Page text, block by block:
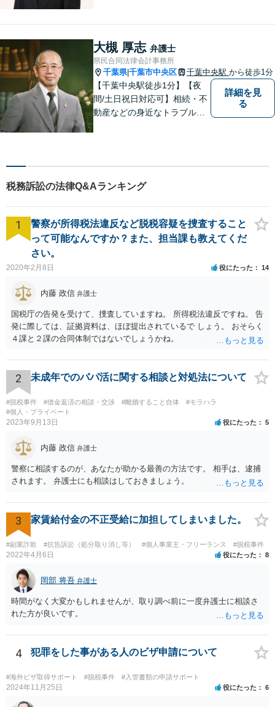
う弁護士です。弁護士と税理
士が様々な専門家と連携して
ワンストップで問題解決しま
す。
大槻 厚志 弁護士
県民合同法律会計事務所
千葉県|千葉市中央区 千葉中央駅 から徒歩1分
【千葉中央駅徒歩1分】【夜
間/土日祝日対応可】相続・不
動産などの身近なトラブルに
え全力で実行します。まずは
ご相談ください。
詳細を見
る
税務訴訟の法律Q&Aランキング
1
警察が所得税法違反など脱税容疑を捜査すること
って可能なんですか？また、担当課も教えてくだ
さい。
2020年2月8日 役にたった 14
内藤 政信 弁護士
国税庁の告発を受けて、捜査していますね。 所得税法違反ですね。 告
発に際しては、証拠資料は、ほぼ提出されているで しょう。 おそらく
４課と２課の合同体制ではないでしょうかね。
2 未成年でのパパ活に関する相談と対処法について
#脱税事件 #借金返済の相談・交渉 #離婚すること自体
#モラハラ
#個人・プライベート
2023年9月13日 役にたった 5
内藤 政信 弁護士
警察に相談するのが、あなたが助かる最善の方法です。 相手は、逮捕
されます。 弁護士にも相談はしておきましょう。
3 家賃給付金の不正受給に加担してしまいました。
#副業詐欺 #抗告訴訟（処分取り消し等） #個人事業主・フリーランス #脱税事件
2022年4月6日 役にたった 8
岡部 将吾 弁護士
時間がなく大変かもしれませんが、取り調べ前に一度弁護士に相談さ
れた方が良いです。
4 犯罪をした事がある人のビザ申請について
#海外ビザ取得サポート #脱税事件 #入管書類の申請サポート
2024年11月25日 役にたった 6